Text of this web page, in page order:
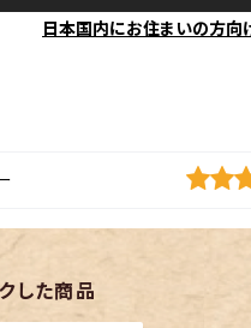
日本国内にお住まいの方向
した商品